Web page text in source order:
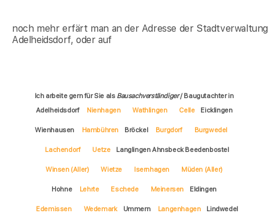
noch mehr erfärt man an der Adresse der
Adelheidsdorf, oder auf
Ich arbeite gern für Sie als Bausachverständiger/ Baugutachter in
Adelheidsdorf
Nienhagen Wathlingen Celle Eicklingen
Wienhausen Hambühren Bröckel Burgdorf Burgwedel
Lachendorf Uetze Langlingen Ahnsbeck Beedenbostel
Winsen (Aller) Wietze Isernhagen Müden (Aller)
Hohne Lehrte Eschede Meinersen Eldingen
Edemissen Wedemark Ummern Langenhagen Lindwedel